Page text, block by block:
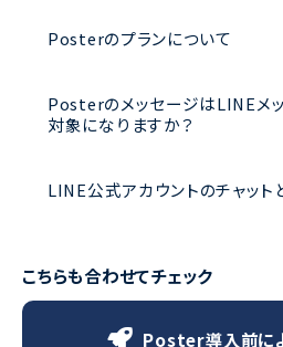
Posterのプランについて
PosterのメッセージはLINEメ
対象になりますか？
LINE公式アカウントのチャット
こちらも合わせてチェック
Poster導入前に